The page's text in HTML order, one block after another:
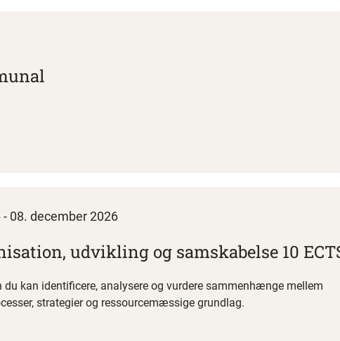
08. december 2026
udvikling og samskabelse 10
kan identificere, analysere og vurdere sammenhænge mellem
strategier og ressourcemæssige grundlag.